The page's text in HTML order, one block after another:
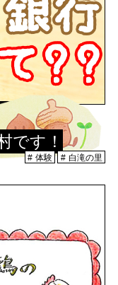
！？
です！
体験 白滝の里